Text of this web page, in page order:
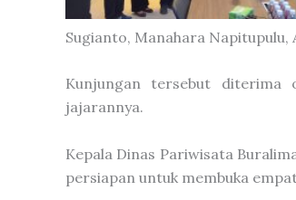
Sugianto, Manahara Napitupulu,
Kunjungan tersebut diterima
jajarannya.
Kepala Dinas Pariwisata
persiapan untuk membuka